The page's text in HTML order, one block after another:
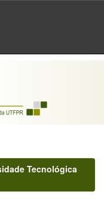
Tecnológica